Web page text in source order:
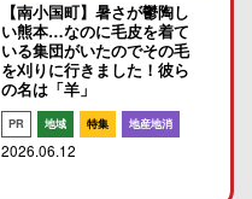
【南小国町】暑さが鬱陶し
い熊本…なのに毛皮を着て
いる集団がいたのでその毛
を刈りに行きました！彼ら
の名は「羊」
PR 地域 特集 地産地消
2026.06.12